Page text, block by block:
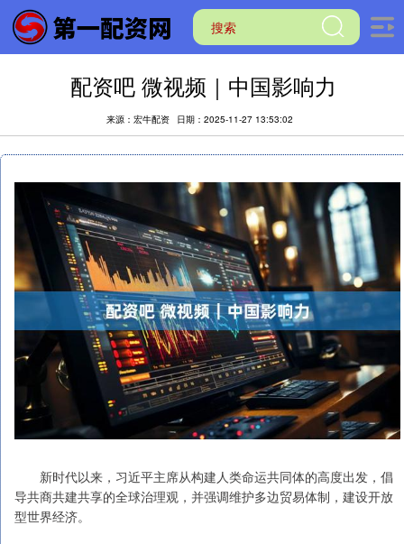
配资吧 微视频｜中国影响力
来源：宏牛配资 日期：2025-11-27 13:53:02
新时代以来，习近平主席从构建人类命运共同体的高度出发，倡
导共商共建共享的全球治理观，并强调维护多边贸易体制，建设开放
型世界经济。